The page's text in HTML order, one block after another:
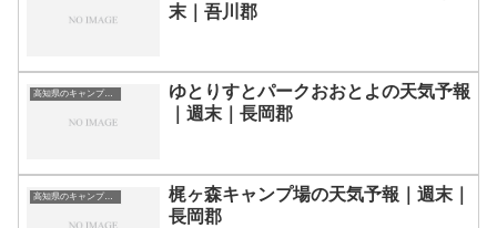
末｜吾川郡
高知県のキャンプ場一覧
ゆとりすとパークおおとよの天気予報
｜週末｜長岡郡
高知県のキャンプ場一覧
梶ヶ森キャンプ場の天気予報｜週末｜
長岡郡